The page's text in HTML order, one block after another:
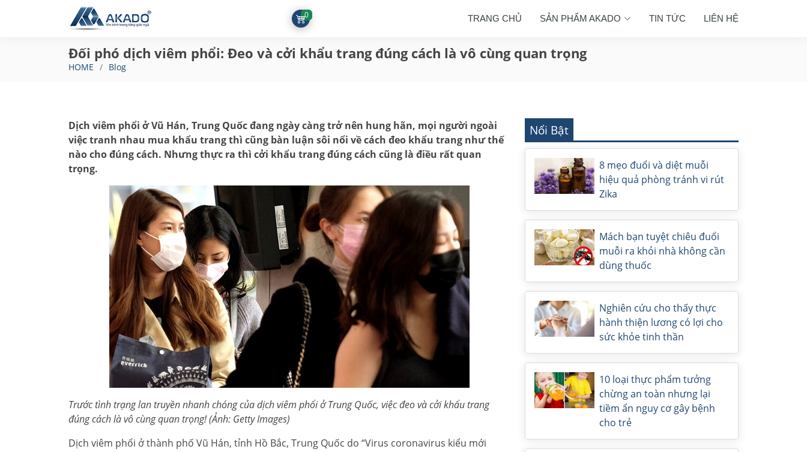
0 TRANG CHỦ SẢN PHẨM AKADO TIN TỨC LIÊN HỆ
Đối phó dịch viêm phổi: Đeo và cởi khẩu trang đúng cách là vô cùng quan trọng
HOME Blog
Dịch viêm phổi ở Vũ Hán, Trung Quốc đang ngày càng trở nên hung hãn, mọi người ngoài
việc tranh nhau mua khẩu trang thì cũng bàn luận sôi nổi về cách đeo khẩu trang như thế
nào cho đúng cách. Nhưng thực ra thì cởi khẩu trang đúng cách cũng là điều rất quan
trọng.
Trước tình trạng lan truyền nhanh chóng của dịch viêm phổi ở Trung Quốc, việc đeo và cởi khẩu trang
đúng cách là vô cùng quan trọng! (Ảnh: Getty Images)
Dịch viêm phổi ở thành phố Vũ Hán, tỉnh Hồ Bắc, Trung Quốc do “Virus coronavirus kiểu mới
Nổi Bật
8 mẹo đuổi và diệt muỗi
hiệu quả phòng tránh vi rút
Zika
Mách bạn tuyệt chiêu đuổi
muỗi ra khỏi nhà không cần
dùng thuốc
Nghiên cứu cho thấy thực
hành thiện lương có lợi cho
sức khỏe tinh thần
10 loại thực phẩm tưởng
chừng an toàn nhưng lại
tiềm ẩn nguy cơ gây bệnh
cho trẻ